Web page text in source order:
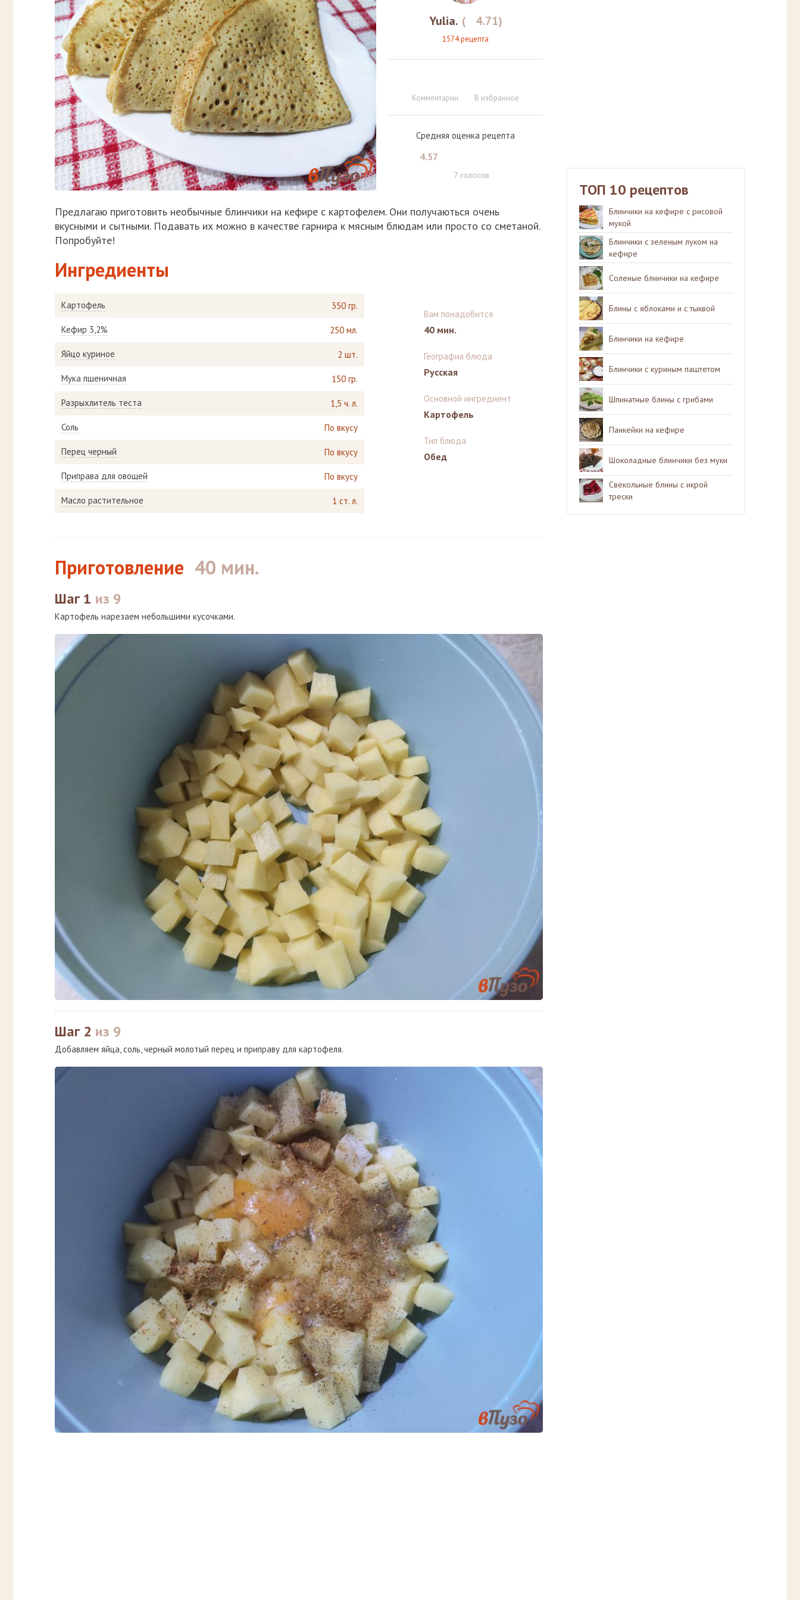
Yulia. ( 4.71)
1574 рецепта
Комментарии В избранное
Средняя оценка рецепта
4.57
7 голосов
Предлагаю приготовить необычные блинчики на кефире с картофелем. Они получаються очень
вкусными и сытными. Подавать их можно в качестве гарнира к мясным блюдам или просто со сметаной.
Попробуйте!
Ингредиенты
Картофель 350 гр.
Кефир 3,2% 250 мл.
Яйцо куриное 2 шт.
Мука пшеничная 150 гр.
Разрыхлитель теста 1,5 ч. л.
Соль По вкусу
Перец черный По вкусу
Приправа для овощей По вкусу
Масло растительное 1 ст. л.
Вам понадобится
40 мин.
География блюда
Русская
Основной ингредиент
Картофель
Тип блюда
Обед
Приготовление 40 мин.
Шаг 1 из 9
Картофель нарезаем небольшими кусочками.
Шаг 2 из 9
Добавляем яйца, соль, черный молотый перец и приправу для картофеля.
ТОП 10 рецептов
Блинчики на кефире с рисовой
мукой
Блинчики с зеленым луком на
кефире
Соленые блинчики на кефире
Блины с яблоками и с тыквой
Блинчики на кефире
Блинчики с куриным паштетом
Шпинатные блины с грибами
Панкейки на кефире
Шоколадные блинчики без муки
Свекольные блины с икрой
трески